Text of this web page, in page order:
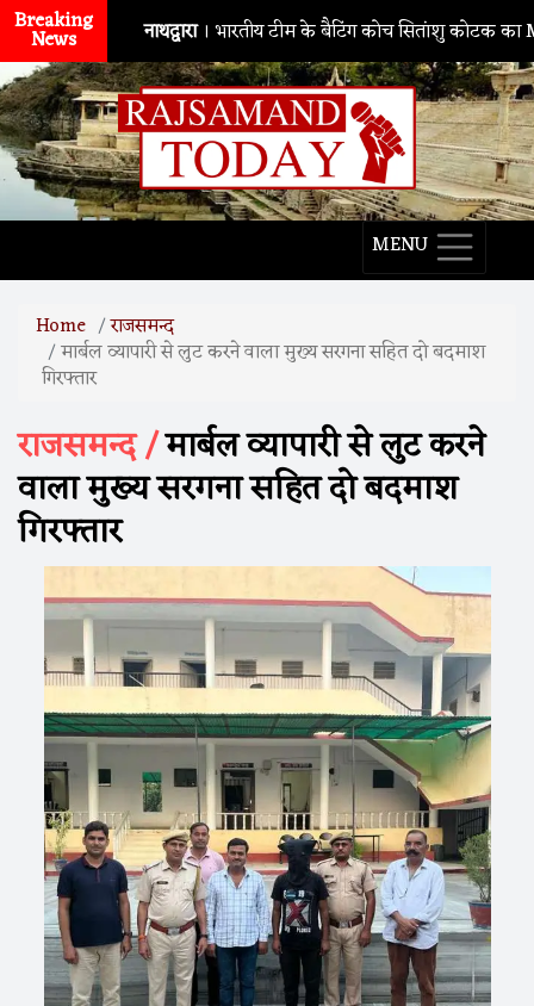
Breaking
Newsनाथद्वारा । भारतीय टीम के बैटिंग कोच सितांशु कोटक का MPMSC
MENU
Home राजसमन्द
मार्बल व्यापारी से लुट करने वाला मुख्य सरगना सहित दो बदमाश
गिरफ्तार
राजसमन्द /मार्बल व्यापारी से लुट करने
वाला मुख्य सरगना सहित दो बदमाश
गिरफ्तार